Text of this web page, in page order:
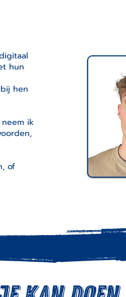
hun
hen
ik
of